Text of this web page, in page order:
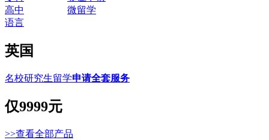
高中
微留学
语言
英国
名校研究生留学申请全套服务
仅9999元
>>查看全部产品